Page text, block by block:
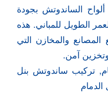
الساندوتش بجودة
الطويل للمباني. هذه
المصانع والمخازن التي
آمن.
تركيب ساندوتش بنل